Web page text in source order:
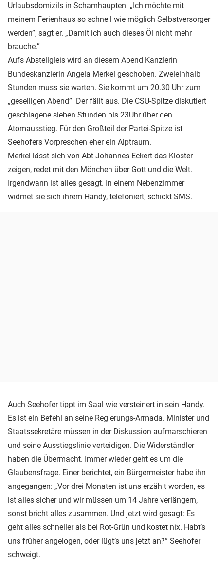
Urlaubsdomizils in Schamhaupten. „Ich möchte mit
meinem Ferienhaus so schnell wie möglich Selbstversorger
werden”, sagt er. „Damit ich auch dieses Öl nicht mehr
brauche.”
Aufs Abstellgleis wird an diesem Abend Kanzlerin
Bundeskanzlerin Angela Merkel geschoben. Zweieinhalb
Stunden muss sie warten. Sie kommt um 20.30 Uhr zum
„geselligen Abend”. Der fällt aus. Die CSU-Spitze diskutiert
geschlagene sieben Stunden bis 23Uhr über den
Atomausstieg. Für den Großteil der Partei-Spitze ist
Seehofers Vorpreschen eher ein Alptraum.
Merkel lässt sich von Abt Johannes Eckert das Kloster
zeigen, redet mit den Mönchen über Gott und die Welt.
Irgendwann ist alles gesagt. In einem Nebenzimmer
widmet sie sich ihrem Handy, telefoniert, schickt SMS.
Auch Seehofer tippt im Saal wie versteinert in sein Handy.
Es ist ein Befehl an seine Regierungs-Armada. Minister und
Staatssekretäre müssen in der Diskussion aufmarschieren
und seine Ausstiegslinie verteidigen. Die Widerständler
haben die Übermacht. Immer wieder geht es um die
Glaubensfrage. Einer berichtet, ein Bürgermeister habe ihn
angegangen: „Vor drei Monaten ist uns erzählt worden, es
ist alles sicher und wir müssen um 14 Jahre verlängern,
sonst bricht alles zusammen. Und jetzt wird gesagt: Es
geht alles schneller als bei Rot-Grün und kostet nix. Habt’s
uns früher angelogen, oder lügt’s uns jetzt an?” Seehofer
schweigt.